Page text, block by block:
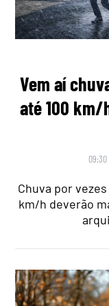
Vem aí
até 100 km/
09:30
Chuva por
km/h deverão